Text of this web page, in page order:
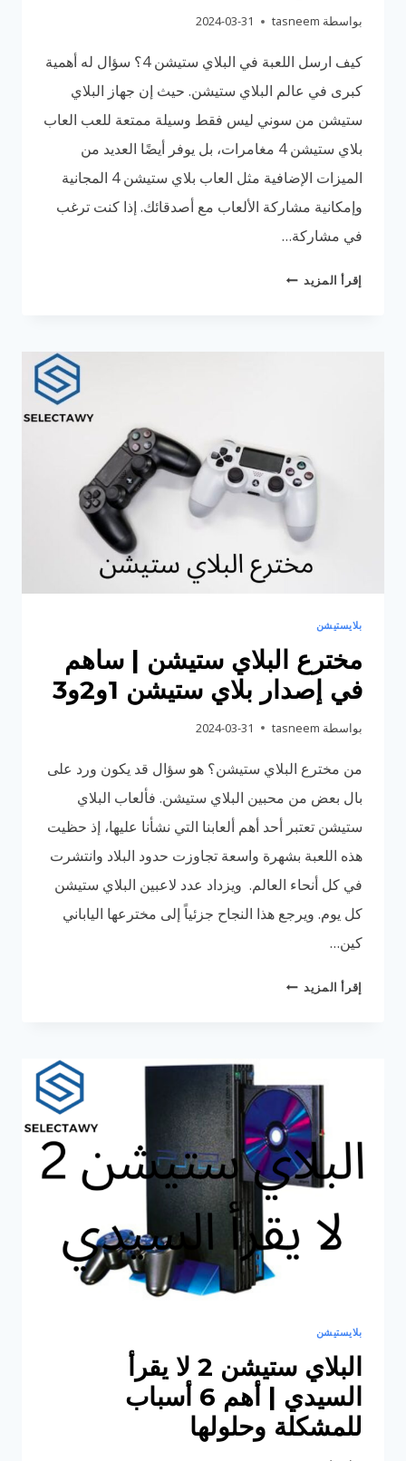
بواسطة tasneem
2024-03-31
كيف ارسل اللعبة في البلاي ستيشن 4؟ سؤال له أهمية
كبرى في عالم البلاي ستيشن. حيث إن جهاز البلاي
ستيشن من سوني ليس فقط وسيلة ممتعة للعب العاب
بلاي ستيشن 4 مغامرات، بل يوفر أيضًا العديد من
الميزات الإضافية مثل العاب بلاي ستيشن 4 المجانية
وإمكانية مشاركة الألعاب مع أصدقائك. إذا كنت ترغب
في مشاركة…
إقرأ المزيد كيف
دليلك
لمعرفة
الخطوات
بلايستيشن
مخترع البلاي ستيشن | ساهم
في إصدار بلاي ستيشن 1و2و3
بواسطة tasneem
2024-03-31
من مخترع البلاي ستيشن؟ هو سؤال قد يكون ورد على
بال بعض من محبين البلاي ستيشن. فألعاب البلاي
ستيشن تعتبر أحد أهم ألعابنا التي نشأنا عليها، إذ حظيت
هذه اللعبة بشهرة واسعة تجاوزت حدود البلاد وانتشرت
في كل أنحاء العالم. ويزداد عدد لاعبين البلاي ستيشن
كل يوم. ويرجع هذا النجاح جزئياً إلى مخترعها الياباني
كين…
إقرأ المزيد مخترع
في
إصدار
بلاي
ستيشن
1و2و3
بلايستيشن
البلاي ستيشن 2 لا يقرأ
السيدي | أهم 6 أسباب
للمشكلة وحلولها